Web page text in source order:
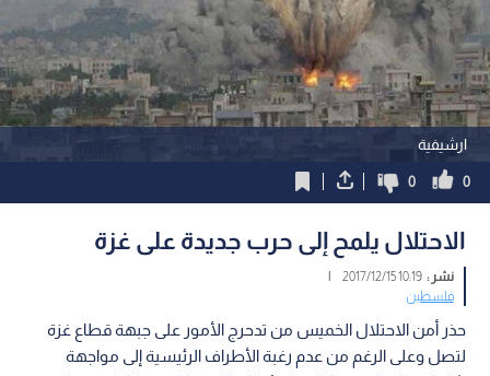
ارشيفية
0
0
الاحتلال يلمح إلى حرب جديدة على غزة
نشر :10:19 2017/12/15
|
فلسطين
حذر أمن الاحتلال الخميس من تدحرج الأمور على جبهة قطاع غزة
لتصل وعلى الرغم من عدم رغبة الأطراف الرئيسية إلى مواجهة